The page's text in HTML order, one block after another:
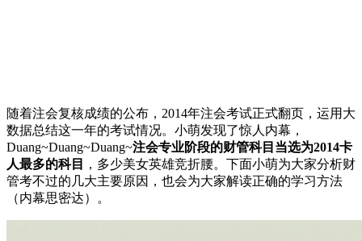
随着注会复核成绩的公布，2014年注会考试正式翻页，运用大
数据总结这一年的考试情况。小萌发现了惊人内幕，
Duang~Duang~Duang~注会专业阶段的财管科目当选为2014卡
人最多的科目
，多少美女英雄竞折腰。下面小萌为大家分析财
管考不过的几大主要原因，也会为大家解读正确的学习方法
（内幕思密达）。